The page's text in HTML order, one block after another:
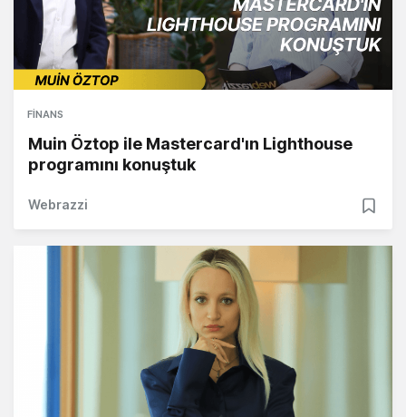
FINANS
Muin Öztop ile Mastercard'ın Lighthouse
programını konuştuk
Webrazzi